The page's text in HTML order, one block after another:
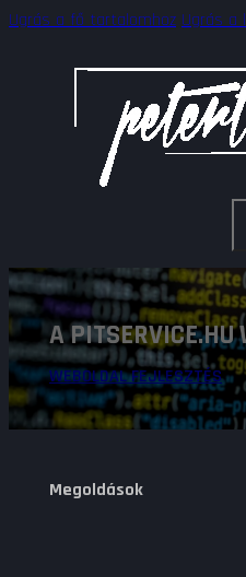
Ugrás a fő tartalomhoz Ugrás a
A PITSERVICE.HU
WEBOLDAL FEJLESZTÉS
Megoldások